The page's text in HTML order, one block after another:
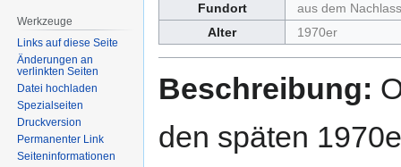
Fundort
aus dem
Alter
1970er
Beschreibung:
den späten
Werkzeuge
Links auf diese Seite
Änderungen an
verlinkten Seiten
Datei hochladen
Spezialseiten
Druckversion
Permanenter Link
Seiten­informationen